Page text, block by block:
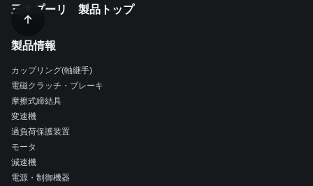
三木プーリ 製品トップ
製品情報
カップリング(軸継手)
電磁クラッチ・ブレーキ
摩擦式締結具
変速機
過負荷保護装置
モータ
減速機
電源・制御機器